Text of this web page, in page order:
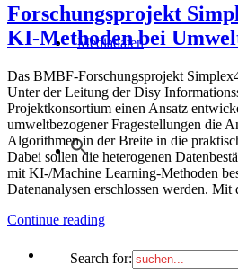
Mediadaten
Search for:
Forschungsprojekt
KI-Methoden bei
Das BMBF-Forschungsprojekt
Unter der Leitung der Disy
Projektkonsortium einen Ansatz
umweltbezogener Fragestellungen die
Algorithmen in der Breite in die
Dabei sollen die heterogenen
mit KI-/Machine Learning-Methoden
Datenanalysen erschlossen werden.
Continue reading